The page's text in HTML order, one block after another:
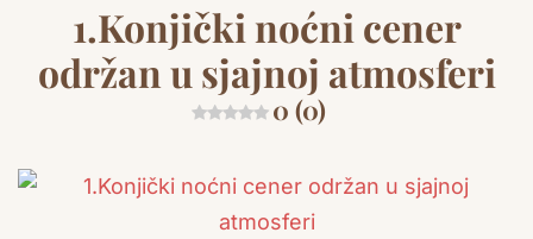
1.Konjički noćni cener
održan u sjajnoj atmosferi
0 (0)